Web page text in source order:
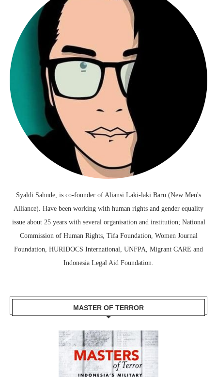
Syaldi Sahude, is co-founder of Aliansi Laki-laki Baru (New Men's
Alliance). Have been working with human rights and gender equality
issue about 25 years with several organisation and institution; National
Commission of Human Rights, Tifa Foundation, Women Journal
Foundation, HURIDOCS International, UNFPA, Migrant CARE and
Indonesia Legal Aid Foundation.
MASTER OF TERROR